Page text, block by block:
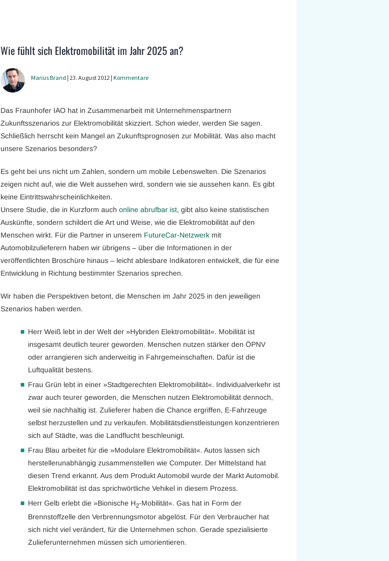
Wie fühlt sich Elektromobilität im Jahr 2025 an?
Marius Brand | 23. August 2012 | Kommentare
Das Fraunhofer IAO hat in Zusammenarbeit mit Unternehmenspartnern
Zukunftsszenarios zur Elektromobilität skizziert. Schon wieder, werden Sie sagen.
Schließlich herrscht kein Mangel an Zukunftsprognosen zur Mobilität. Was also macht
unsere Szenarios besonders?
Es geht bei uns nicht um Zahlen, sondern um mobile Lebenswelten. Die Szenarios
zeigen nicht auf, wie die Welt aussehen wird, sondern wie sie aussehen kann. Es gibt
keine Eintrittswahrscheinlichkeiten.
Unsere Studie, die in Kurzform auch online abrufbar ist, gibt also keine statistischen
Auskünfte, sondern schildert die Art und Weise, wie die Elektromobilität auf den
Menschen wirkt. Für die Partner in unserem FutureCar-Netzwerk mit
Automobilzulieferern haben wir übrigens – über die Informationen in der
veröffentlichten Broschüre hinaus – leicht ablesbare Indikatoren entwickelt, die für eine
Entwicklung in Richtung bestimmter Szenarios sprechen.
Wir haben die Perspektiven betont, die Menschen im Jahr 2025 in den jeweiligen
Szenarios haben werden.
Herr Weiß lebt in der Welt der »Hybriden Elektromobilität«. Mobilität ist
insgesamt deutlich teurer geworden. Menschen nutzen stärker den ÖPNV
oder arrangieren sich anderweitig in Fahrgemeinschaften. Dafür ist die
Luftqualität bestens.
Frau Grün lebt in einer »Stadtgerechten Elektromobilität«. Individualverkehr ist
zwar auch teurer geworden, die Menschen nutzen Elektromobilität dennoch,
weil sie nachhaltig ist. Zulieferer haben die Chance ergriffen, E-Fahrzeuge
selbst herzustellen und zu verkaufen. Mobilitätsdienstleistungen konzentrieren
sich auf Städte, was die Landflucht beschleunigt.
Frau Blau arbeitet für die »Modulare Elektromobilität«. Autos lassen sich
herstellerunabhängig zusammenstellen wie Computer. Der Mittelstand hat
diesen Trend erkannt. Aus dem Produkt Automobil wurde der Markt Automobil.
Elektromobilität ist das sprichwörtliche Vehikel in diesem Prozess.
Herr Gelb erlebt die »Bionische H2-Mobilität«. Gas hat in Form der
Brennstoffzelle den Verbrennungsmotor abgelöst. Für den Verbraucher hat
sich nicht viel verändert, für die Unternehmen schon. Gerade spezialisierte
Zulieferunternehmen müssen sich umorientieren.